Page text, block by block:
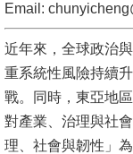
心
輔
&
學
輔
Email:
近年來，全球政治
重系統性風險持續
戰。同時，東亞地
對產業、治理與社
理、社會與韌性」